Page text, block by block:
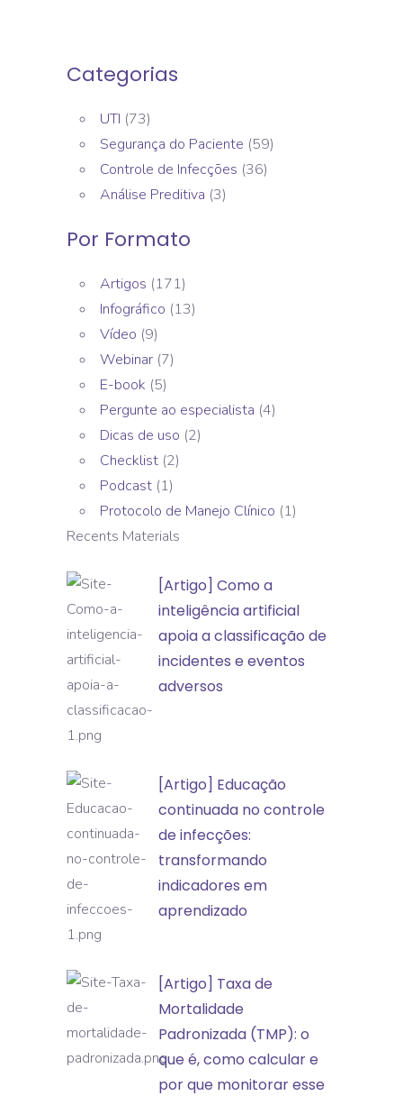
Categorias
UTI (73)
Segurança do Paciente (59)
Controle de Infecções (36)
Análise Preditiva (3)
Por Formato
Artigos (171)
Infográfico (13)
Vídeo (9)
Webinar (7)
E-book (5)
Pergunte ao especialista (4)
Dicas de uso (2)
Checklist (2)
Podcast (1)
Protocolo de Manejo Clínico (1)
Recents Materials
[Artigo]
Como
a
inteligência
artificial
apoia
a
de
incidentes
e
eventos
adversos
[Artigo] Como a
inteligência artificial
apoia a classificação de
incidentes e eventos
adversos
[Artigo]
Educação
continuada
no
controle
de
infecções:
indicadores
em
aprendizado
[Artigo] Educação
continuada no controle
de infecções:
transformando
indicadores em
aprendizado
[Artigo]
Taxa
de
Mortalidade
[Artigo] Taxa de
Mortalidade
Padronizada (TMP): o
que é, como calcular e
por que monitorar esse